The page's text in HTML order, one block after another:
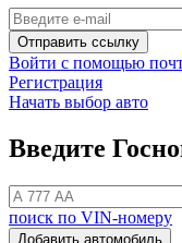
Отправить ссылку
Войти с помощью
Регистрация
Начать выбор авто
Введите
поиск по VIN-номеру
Добавить автомобиль